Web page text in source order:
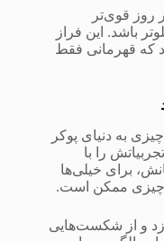
روز قوی‌تر
باشد. این فراز
که قهرمانی فقط
به دنیای پوکر
را با
برای خیلی‌ها
چیزی ممکن است.
و از شکست‌هایی